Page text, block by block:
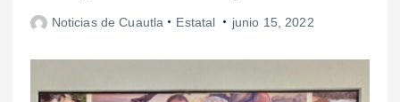
Noticias de Cuautla Estatal junio 15, 2022